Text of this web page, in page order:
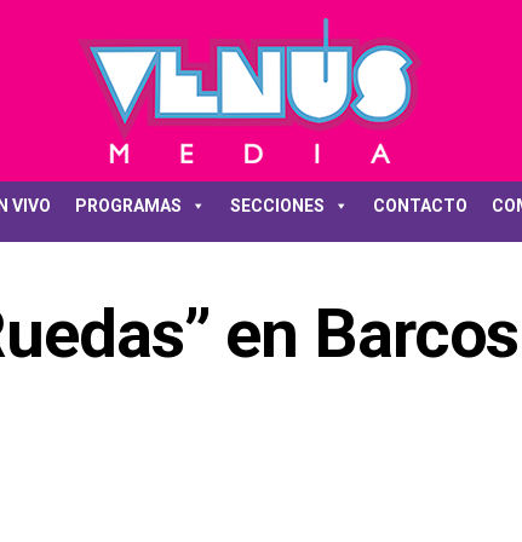
VIVO PROGRAMAS SECCIONES CONTACTO
en